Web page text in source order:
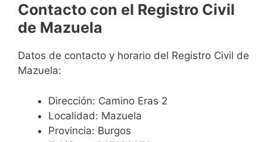
Contacto con el Registro Civil
de Mazuela
Datos de contacto y horario del Registro Civil de
Mazuela:
Dirección: Camino Eras 2
Localidad: Mazuela
Provincia: Burgos